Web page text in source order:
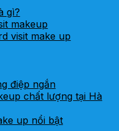
gì?
makeup
visit make up
điệp ngắn
chất lượng tại Hà
up nổi bật